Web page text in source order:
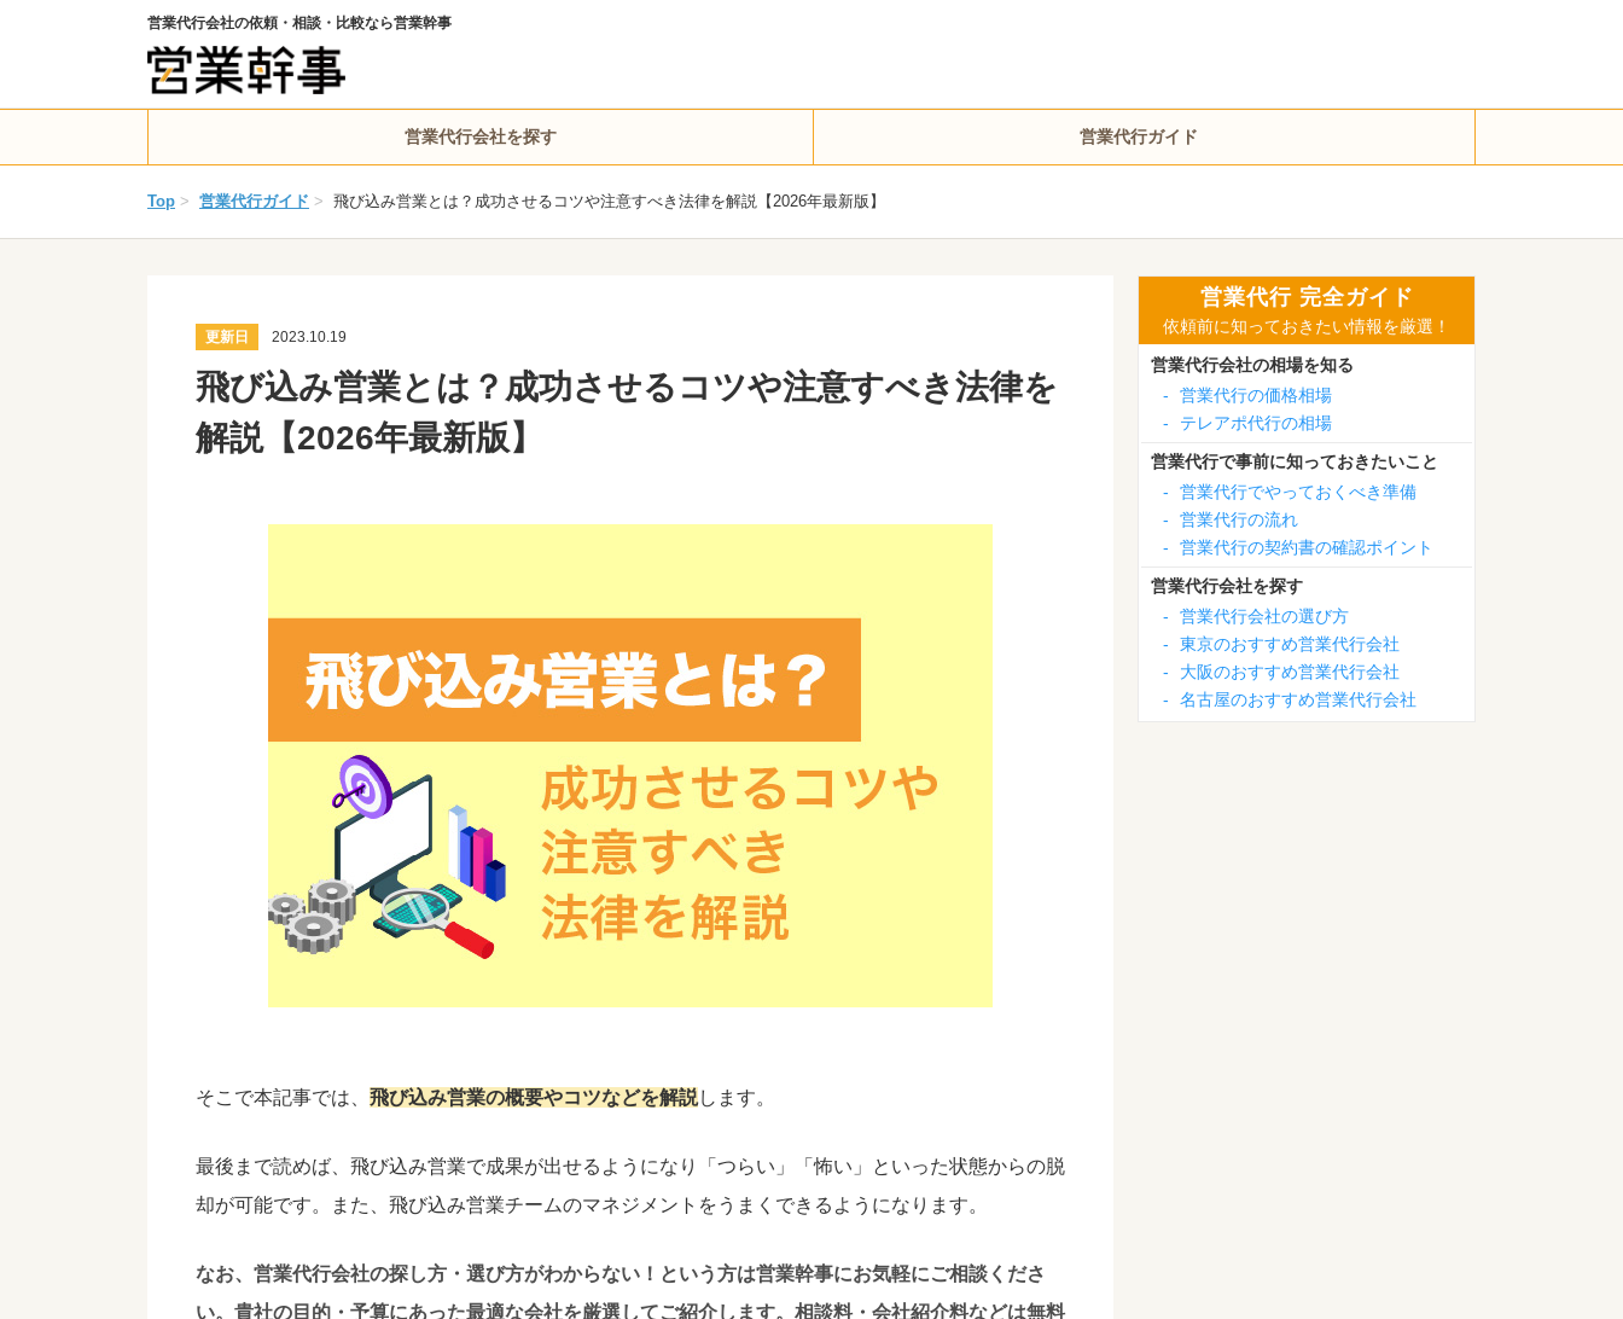
営業代行会社の依頼・相談・比較なら営業幹事
営業代行会社を探す 営業代行ガイド
Top > 営業代行ガイド > 飛び込み営業とは？成功させるコツや注意すべき法律を解説【2026年最新版】
更新日 2023.10.19
飛び込み営業とは？成功させるコツや注意すべき法律を
解説【2026年最新版】
そこで本記事では、 飛び込み営業の概要やコツなどを解説します。
最後まで読めば、飛び込み営業で成果が出せるようになり「つらい」「怖い」といった状態からの脱
却が可能です。また、飛び込み営業チームのマネジメントをうまくできるようになります。
なお、営業代行会社の探し方・選び方がわからない！という方は営業幹事にお気軽にご相談くださ
い。貴社の目的・予算にあった最適な会社を厳選してご紹介します。相談料・会社紹介料などは無料
営業代行 完全ガイド
依頼前に知っておきたい情報を厳選！
営業代行会社の相場を知る
-
営業代行の価格相場
-
テレアポ代行の相場
営業代行で事前に知っておきたいこと
-
営業代行でやっておくべき準備
-
営業代行の流れ
-
営業代行の契約書の確認ポイント
営業代行会社を探す
-
営業代行会社の選び方
-
東京のおすすめ営業代行会社
-
大阪のおすすめ営業代行会社
-
名古屋のおすすめ営業代行会社